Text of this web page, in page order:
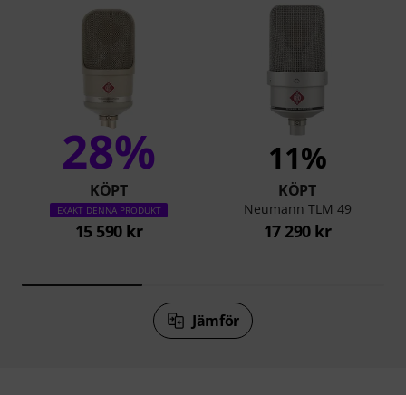
28%
KÖPT
EXAKT DENNA PRODUKT
15 590 kr
11%
KÖPT
Neumann TLM 49
17 290 kr
Jämför